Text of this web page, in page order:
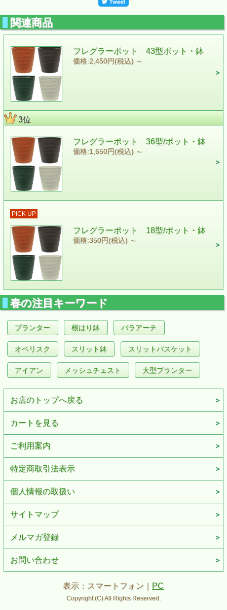
関連商品
フレグラーポット 43型ポット・鉢
価格:2,450円(税込) ～
3位
フレグラーポット 36型/ポット・鉢
価格:1,650円(税込) ～
PICK UP
フレグラーポット 18型/ポット・鉢
価格:350円(税込) ～
春の注目キーワード
プランター 根はり鉢 バラアーチ
オベリスク スリット鉢 スリットバスケット
アイアン メッシュチェスト 大型プランター
お店のトップへ戻る
カートを見る
ご利用案内
特定商取引法表示
個人情報の取扱い
サイトマップ
メルマガ登録
お問い合わせ
表示：スマートフォン｜ PC
Copyright (C) All Rights Reserved.